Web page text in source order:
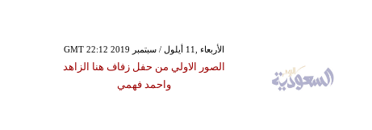
GMT 22:12 2019 الأربعاء ,11 أيلول / سبتمبر
الصور الاولي من حفل زفاف هنا الزاهد
واحمد فهمي